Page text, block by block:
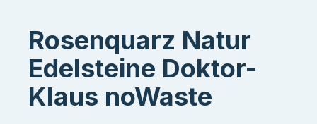
Rosenquarz Natur
Edelsteine Doktor-
Klaus noWaste